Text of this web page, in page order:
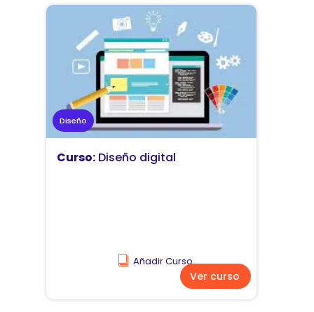
Marketing
Curso:Diseño y comunicación
Añadir Curso
Ver curso